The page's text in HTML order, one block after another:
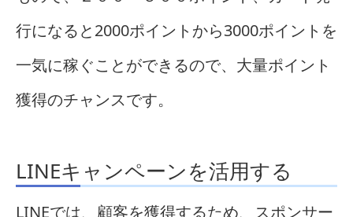
行になると2000ポイントから3000ポイントを
一気に稼ぐことができるので、大量ポイント
獲得のチャンスです。
LINEキャンペーンを活用する
LINEでは、顧客を獲得するため、スポンサー